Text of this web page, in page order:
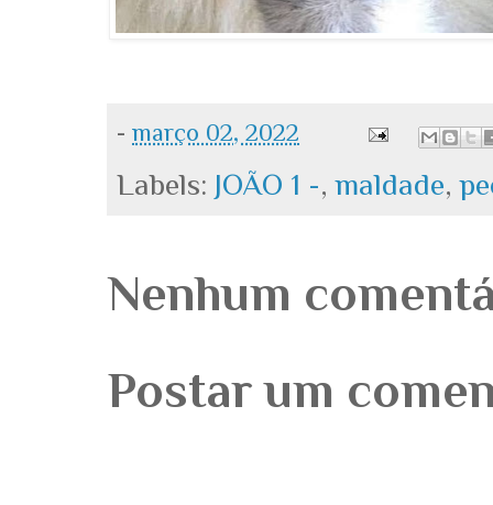
-março 02, 2022
Labels: JOÃO 1 -,maldade,
Nenhum
Postar um